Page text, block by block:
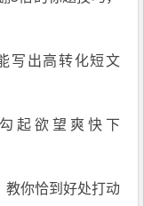
写出高转化短文
起欲望爽快下
教你恰到好处打动